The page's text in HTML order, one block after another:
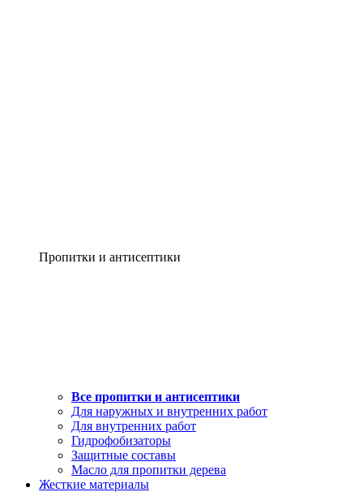
Пропитки и антисептики
Все пропитки и антисептики
Для наружных и внутренних работ
Для внутренних работ
Гидрофобизаторы
Защитные составы
Масло для пропитки дерева
Жесткие материалы